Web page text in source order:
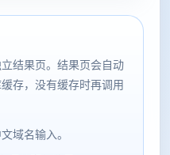
结果页。结果页会自动
存，没有缓存时再调用
域名输入。